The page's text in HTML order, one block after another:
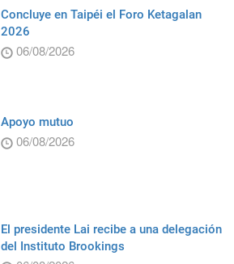
Concluye en Taipéi el Foro Ketagalan
2026
06/08/2026
Apoyo mutuo
06/08/2026
El presidente Lai recibe a una delegación
del Instituto Brookings